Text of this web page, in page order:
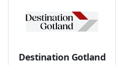
Destination Gotland